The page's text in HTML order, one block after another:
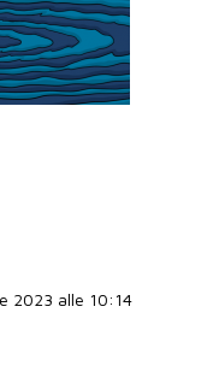
2023 alle 10:14